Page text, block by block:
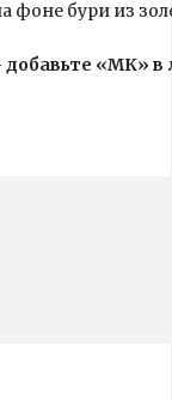
фоне бури из
«МК» в